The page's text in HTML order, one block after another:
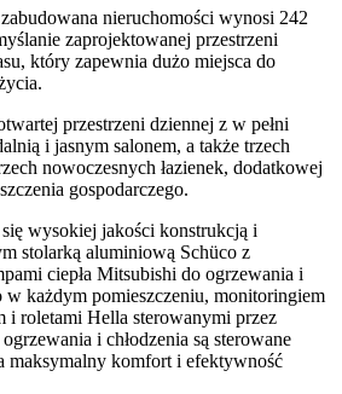
nieruchomości wynosi 242
zaprojektowanej przestrzeni
który zapewnia dużo miejsca do
przestrzeni dziennej z w pełni
i jasnym salonem, a także trzech
nowoczesnych łazienek, dodatkowej
gospodarczego.
wysokiej jakości konstrukcją i
stolarką aluminiową Schüco z
ciepła Mitsubishi do ogrzewania i
w każdym pomieszczeniu, monitoringiem
i roletami Hella sterowanymi przez
i chłodzenia są sterowane
maksymalny komfort i efektywność